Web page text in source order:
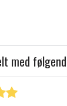
med